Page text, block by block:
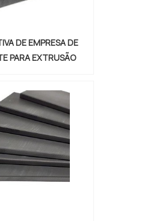
DE EMPRESA DE
PARA EXTRUSÃO